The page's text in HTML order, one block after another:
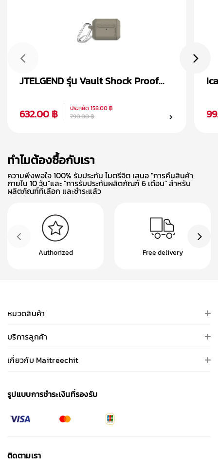
JTELGEND รุ่น Vault Shock Proof
632.00 ฿
ประหยัด 158.00 ฿
790.00 ฿
ทำไมต้องซื้อกับเรา
ความพึงพอใจ 100% รับประกัน ไมตรีจิต เสนอ "การคืนสินค้า
ภายใน 10 วัน"และ "การรับประกันผลิตภัณฑ์ 6 เดือน" สำหรับ
ผลิตภัณฑ์ที่เลือก และชำระแล้ว
Authorized Free delivery
หมวดสินค้า
บริการลูกค้า
เกี่ยวกับ Maitreechit
รูปแบบการชําระเงินที่รองรับ
ติดตามเรา